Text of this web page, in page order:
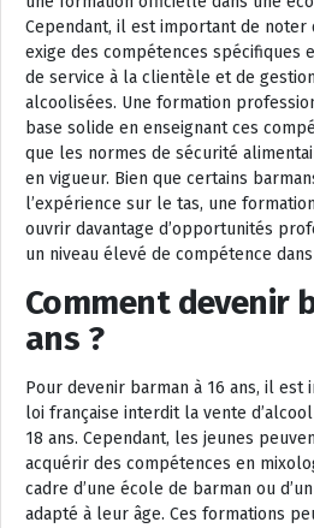
Cependant, il est important de
exige des compétences spécifiques
de service à la clientèle et de
alcoolisées. Une formation
base solide en enseignant ces
que les normes de sécurité
en vigueur. Bien que certains
l’expérience sur le tas, une
ouvrir davantage d’opportunités
un niveau élevé de compétence
Comment devenir
ans ?
Pour devenir barman à 16 ans, il
loi française interdit la vente
18 ans. Cependant, les jeunes
acquérir des compétences en
cadre d’une école de barman ou
adapté à leur âge. Ces formations